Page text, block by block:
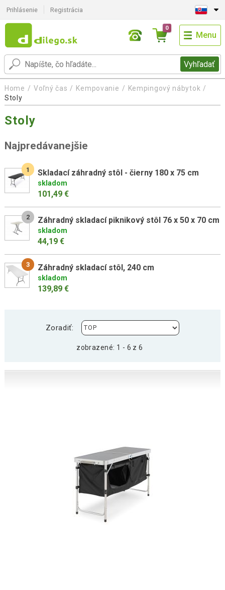
Prihlásenie Registrácia
Vyhľadať
0
Menu
Home Voľný čas Kempovanie
Kempingový nábytok
Stoly
Stoly
Najpredávanejšie
1 Skladací záhradný stôl - čierny 180 x 75 cm
skladom
101,49 €
2 Záhradný skladací piknikový stôl 76 x 50 x 70 cm
skladom
44,19 €
3 Záhradný skladací stôl, 240 cm
skladom
139,89 €
Zoradiť:
zobrazené: 1 - 6 z 6